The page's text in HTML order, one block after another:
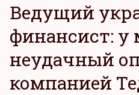
Ведущий
финансист: у
неудачный
компанией